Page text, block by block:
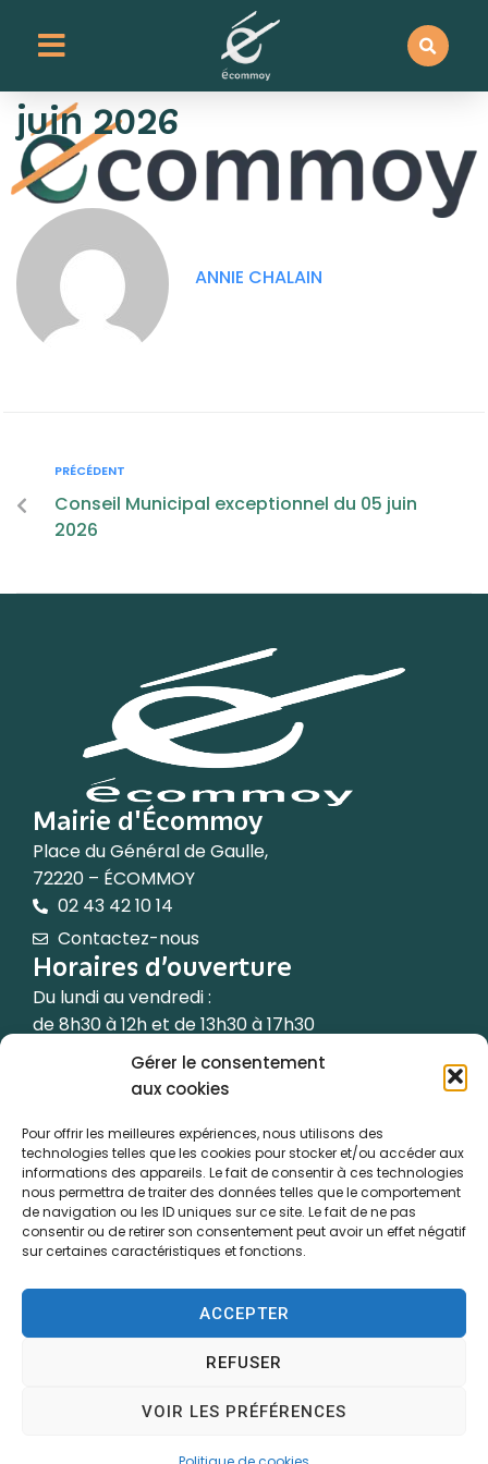
Gérer le consentement
aux cookies
Pour offrir les meilleures expériences, nous utilisons des
technologies telles que les cookies pour stocker et/ou accéder aux
informations des appareils. Le fait de consentir à ces technologies
nous permettra de traiter des données telles que le comportement
de navigation ou les ID uniques sur ce site. Le fait de ne pas
consentir ou de retirer son consentement peut avoir un effet négatif
sur certaines caractéristiques et fonctions.
ACCEPTER
REFUSER
VOIR LES PRÉFÉRENCES
Conseil Municipal du 30
juin 2026
ANNIE CHALAIN
PRÉCÉDENT
Conseil Municipal exceptionnel du 05 juin
2026
Mairie d'Écommoy
Place du Général de Gaulle,
72220 – ÉCOMMOY
02 43 42 10 14
Contactez-nous
Horaires d’ouverture
Du lundi au vendredi :
de 8h30 à 12h et de 13h30 à 17h30
Le samedi de 9h à 12h
Accessibilité
Plan du site
Confidentialité
& GRC/GRU)